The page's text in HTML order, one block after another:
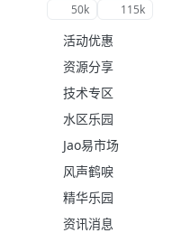
50k 115k
活动优惠
资源分享
技术专区
水区乐园
Jao易市场
风声鹤唳
精华乐园
资讯消息